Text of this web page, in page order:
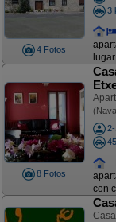
4 Fotos
3
8 Fotos
con